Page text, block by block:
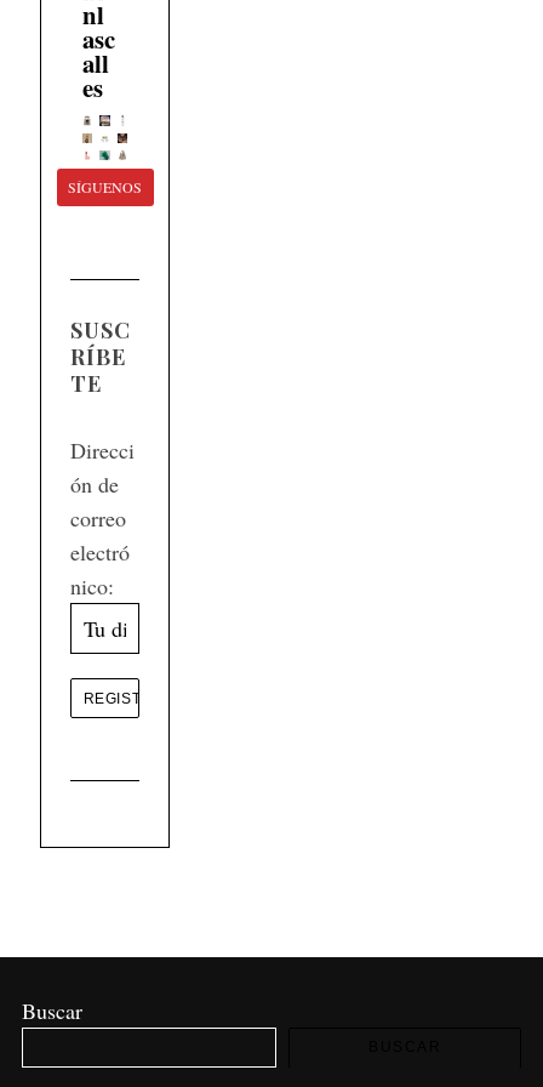
nl
asc
all
es
SÍGUENOS
SUSC
RÍBE
TE
Direcci
ón de
correo
electró
nico:
Buscar